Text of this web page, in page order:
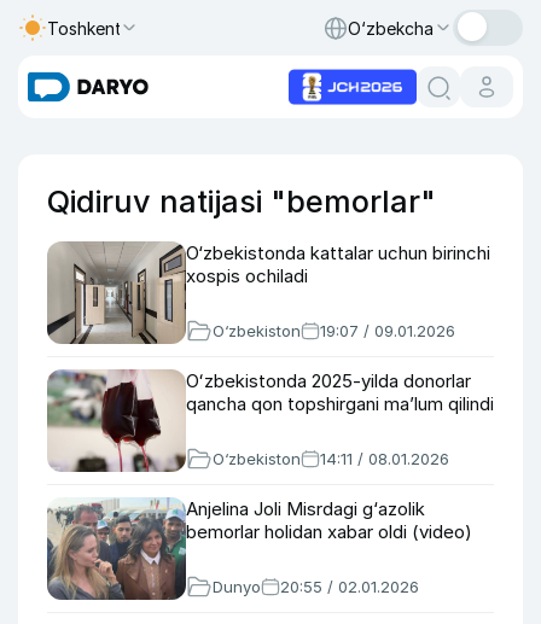
Toshkent O‘zbekcha
Qidiruv natijasi "bemorlar"
O‘zbekistonda kattalar uchun birinchi
xospis ochiladi
O‘zbekiston 19:07 / 09.01.2026
Oʻzbekistonda 2025-yilda donorlar
qancha qon topshirgani maʼlum qilindi
O‘zbekiston 14:11 / 08.01.2026
Anjelina Joli Misrdagi g‘azolik
bemorlar holidan xabar oldi (video)
Dunyo 20:55 / 02.01.2026